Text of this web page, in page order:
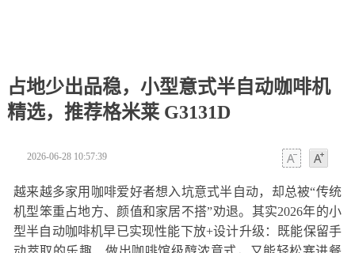
占地少出品稳，小型意式半自动咖啡机
精选，推荐格米莱 G3131D
2026-06-28 10:57:39
越来越多家用咖啡爱好者想入坑意式半自动，却总被“传统
机型笨重占地方、颜值和家居不搭”劝退。其实2026年的小
型半自动咖啡机早已实现性能下放+设计升级：既能保留手